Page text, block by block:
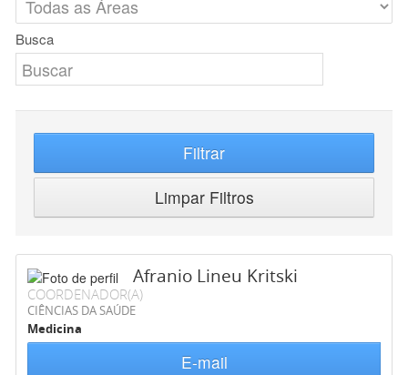
Busca
Filtrar
Limpar Filtros
Afranio Lineu Kritski
COORDENADOR(A)
CIÊNCIAS DA SAÚDE
Medicina
E-mail